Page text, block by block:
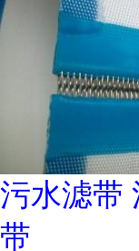
污水滤带
带